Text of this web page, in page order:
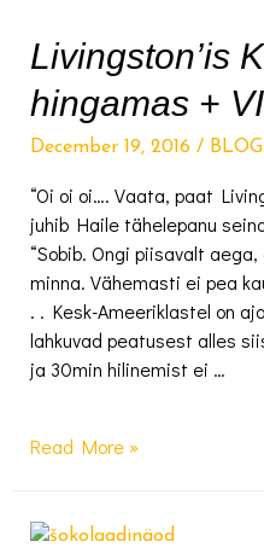
rööviti
Livingston’is
hingamas +
December 19, 2016/
“Oi oi oi…. Vaata, paat
juhib Haile tähelepanu
“Sobib. Ongi piisavalt
minna. Vähemasti ei pea
. . Kesk-Ameeriklastel on
lahkuvad peatusest alles
ja 30min hilinemist ei …
Livingston’is
hingamas
Read More »